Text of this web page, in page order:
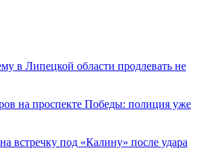
в Липецкой области продлевать не
на проспекте Победы: полиция уже
встречку под «Калину» после удара